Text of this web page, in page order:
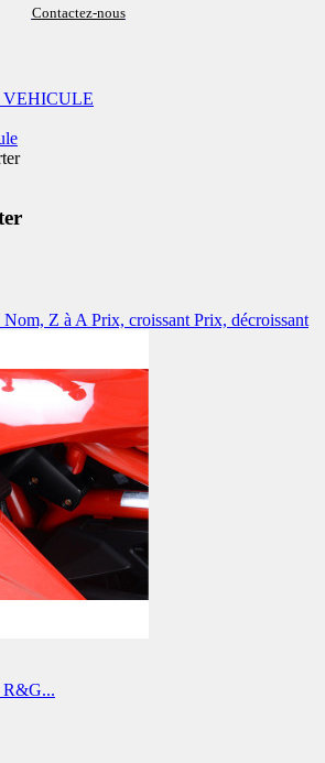
Contactez-nous
VEHICULE
Nom, Z à A Prix, croissant Prix, décroissant
R&G...